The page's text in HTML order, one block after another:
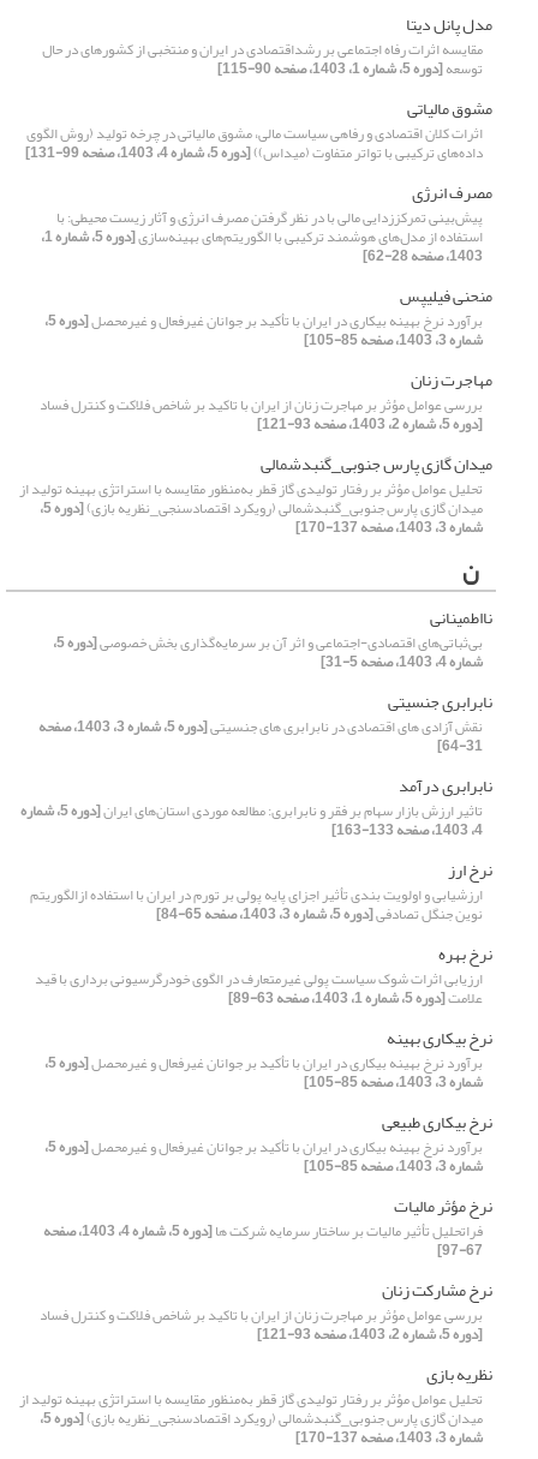
مدل پانل دیتا
مقایسه اثرات رفاه اجتماعی بر رشداقتصادی در ایران و منتخبی از کشورهای در حال
توسعه[دوره 5، شماره 1، 1403، صفحه 90-115]
مشوق مالیاتی
اثرات کلان اقتصادی و رفاهی سیاست مالی، مشوق مالیاتی در چرخه تولید (روش الگوی
داده‌های ترکیبی با تواتر متفاوت (میداس))[دوره 5، شماره 4، 1403، صفحه 99-131]
مصرف انرژی
پیش‌بینی تمرکززدایی مالی با در نظر گرفتن مصرف انرژی و آثار زیست محیطی: با
استفاده از مدل‌های هوشمند ترکیبی با الگوریتم‌های بهینه‌سازی [دوره 5، شماره 1،
1403، صفحه 28-62]
منحنی فیلیپس
برآورد نرخ بهینه بیکاری در ایران با تأکید بر جوانان غیرفعال و غیرمحصل [دوره 5،
شماره 3، 1403، صفحه 85-105]
مهاجرت زنان
بررسی عوامل مؤثر بر مهاجرت زنان از ایران با تاکید بر شاخص فلاکت و کنترل فساد
[دوره 5، شماره 2، 1403، صفحه 93-121]
میدان گازی پارس جنوبی_گنبدشمالی
تحلیل عوامل مؤثر بر رفتار تولیدی گاز قطر به‌منظور مقایسه با استراتژی بهینه تولید از
میدان گازی پارس جنوبی_گنبدشمالی (رویکرد اقتصادسنجی_نظریه بازی) [دوره 5،
شماره 3، 1403، صفحه 137-170]
ن
نااطمینانی
بی‌ثباتی‌های اقتصادی-اجتماعی و اثر آن بر سرمایه‌گذاری بخش خصوصی [دوره 5،
شماره 4، 1403، صفحه 5-31]
نابرابری جنسیتی
نقش آزادی ‏های اقتصادی در نابرابری های جنسیتی [دوره 5، شماره 3، 1403، صفحه
31-64]
نابرابری‌ درآمد
تاثیر ارزش بازار سهام بر فقر و نابرابری: مطالعه موردی استان‌های ایران [دوره 5، شماره
4، 1403، صفحه 133-163]
نرخ ارز
ارزشیابی و اولویت بندی تأثیر اجزای پایه پولی بر تورم در ایران با استفاده ازالگوریتم
نوین جنگل تصادفی[دوره 5، شماره 3، 1403، صفحه 65-84]
نرخ بهره
ارزیابی اثرات شوک سیاست پولی غیرمتعارف در الگوی خودرگرسیونی برداری با قید
علامت[دوره 5، شماره 1، 1403، صفحه 63-89]
نرخ بیکاری بهینه
برآورد نرخ بهینه بیکاری در ایران با تأکید بر جوانان غیرفعال و غیرمحصل [دوره 5،
شماره 3، 1403، صفحه 85-105]
نرخ بیکاری طبیعی
برآورد نرخ بهینه بیکاری در ایران با تأکید بر جوانان غیرفعال و غیرمحصل [دوره 5،
شماره 3، 1403، صفحه 85-105]
نرخ مؤثر مالیات
فراتحلیل تأثیر مالیات بر ساختار سرمایه شرکت ها [دوره 5، شماره 4، 1403، صفحه
67-97]
نرخ مشارکت زنان
بررسی عوامل مؤثر بر مهاجرت زنان از ایران با تاکید بر شاخص فلاکت و کنترل فساد
[دوره 5، شماره 2، 1403، صفحه 93-121]
نظریه بازی
تحلیل عوامل مؤثر بر رفتار تولیدی گاز قطر به‌منظور مقایسه با استراتژی بهینه تولید از
میدان گازی پارس جنوبی_گنبدشمالی (رویکرد اقتصادسنجی_نظریه بازی) [دوره 5،
شماره 3، 1403، صفحه 137-170]